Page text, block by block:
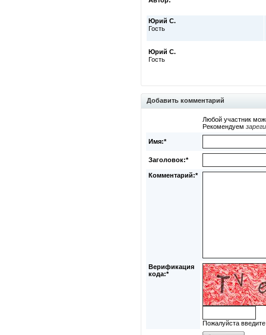
Юрий С.
Гость
Юрий С.
Гость
Добавить комментарий
Любой участник
Рекомендуем
Имя:*
Заголовок:*
Комментарий:*
Верификация
кода:*
Пожалуйста